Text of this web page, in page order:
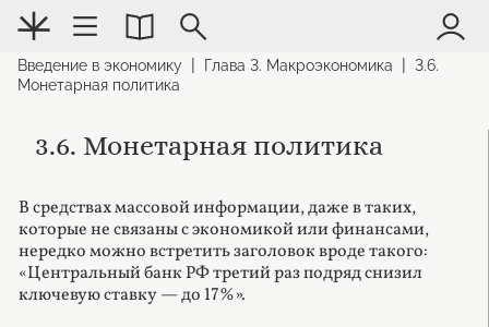
Введение в экономику Глава 3. Макроэкономика
3.6.
Монетарная политика
3.6. Монетарная политика
В средствах массовой информации, даже в таких,
которые не связаны с экономикой или финансами,
нередко можно встретить заголовок вроде такого:
«Центральный банк РФ третий раз подряд снизил
ключевую ставку — до 17%».